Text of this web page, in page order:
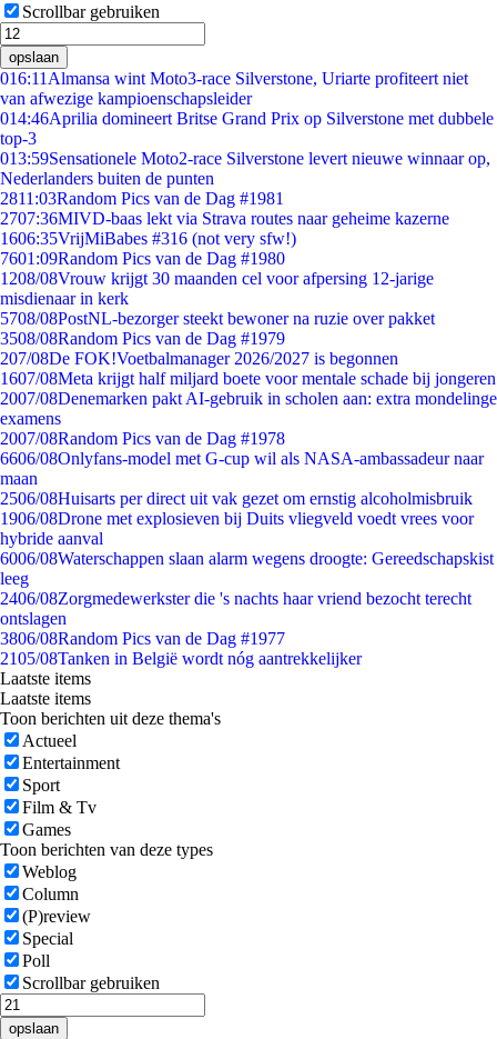
Scrollbar gebruiken
opslaan
016:11 Almansa wint Moto3-race Silverstone, Uriarte profiteert niet
van afwezige kampioenschapsleider
014:46Aprilia domineert Britse Grand Prix op Silverstone met dubbele
top-3
013:59Sensationele Moto2-race Silverstone levert nieuwe winnaar op,
Nederlanders buiten de punten
2811:03Random Pics van de Dag #1981
2707:36MIVD-baas lekt via Strava routes naar geheime kazerne
1606:35VrijMiBabes #316 (not very sfw!)
7601:09Random Pics van de Dag #1980
1208/08Vrouw krijgt 30 maanden cel voor afpersing 12-jarige
misdienaar in kerk
5708/08PostNL-bezorger steekt bewoner na ruzie over pakket
3508/08Random Pics van de Dag #1979
207/08De FOK!Voetbalmanager 2026/2027 is begonnen
1607/08Meta krijgt half miljard boete voor mentale schade bij jongeren
2007/08Denemarken pakt AI-gebruik in scholen aan: extra mondelinge
examens
2007/08Random Pics van de Dag #1978
6606/08Onlyfans-model met G-cup wil als NASA-ambassadeur naar
maan
2506/08Huisarts per direct uit vak gezet om ernstig alcoholmisbruik
1906/08Drone met explosieven bij Duits vliegveld voedt vrees voor
hybride aanval
6006/08Waterschappen slaan alarm wegens droogte: Gereedschapskist
leeg
2406/08Zorgmedewerkster die 's nachts haar vriend bezocht terecht
ontslagen
3806/08Random Pics van de Dag #1977
2105/08Tanken in België wordt nóg aantrekkelijker
Laatste items
Laatste items
Toon berichten uit deze thema's
Actueel
Entertainment
Sport
Film & Tv
Games
Toon berichten van deze types
Weblog
Column
(P)review
Special
Poll
Scrollbar gebruiken
opslaan